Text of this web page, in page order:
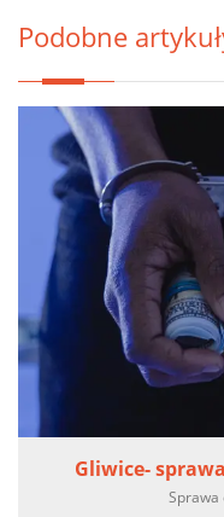
Podobne
Gliwice-
Sprawa